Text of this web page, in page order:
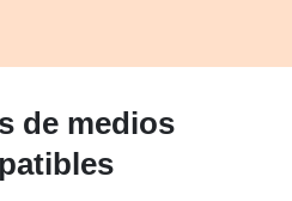
de medios